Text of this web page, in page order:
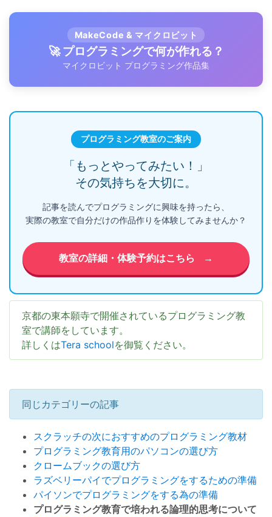
MakeCode & マイクロビット
🚀 プログラミングで何が作れる？
マイクロビット プログラミング作品集
プログラミング教室のご案内
「もっとやってみたい！」
その気持ちを大切に。
記事を読んでプログラミングに興味を持ったら、
実際の教室で自分だけの作品作りを体験してみませんか？
教室の詳細・体験予約はこちら →
京都の東本願寺で開催されているプログラミング教
室で講師をしています。
詳しくはTera schoolを御覧ください。
同じカテゴリーの記事
スクラッチの次におすすめのプログラミング教材
プログラミング教育用のパソコンの選び方
クロームブックの選び方
ラズベリーパイでプログラミングをするための準備
パイソンでプログラミングをする為の準備
プログラミング教育で培われる論理的思考について